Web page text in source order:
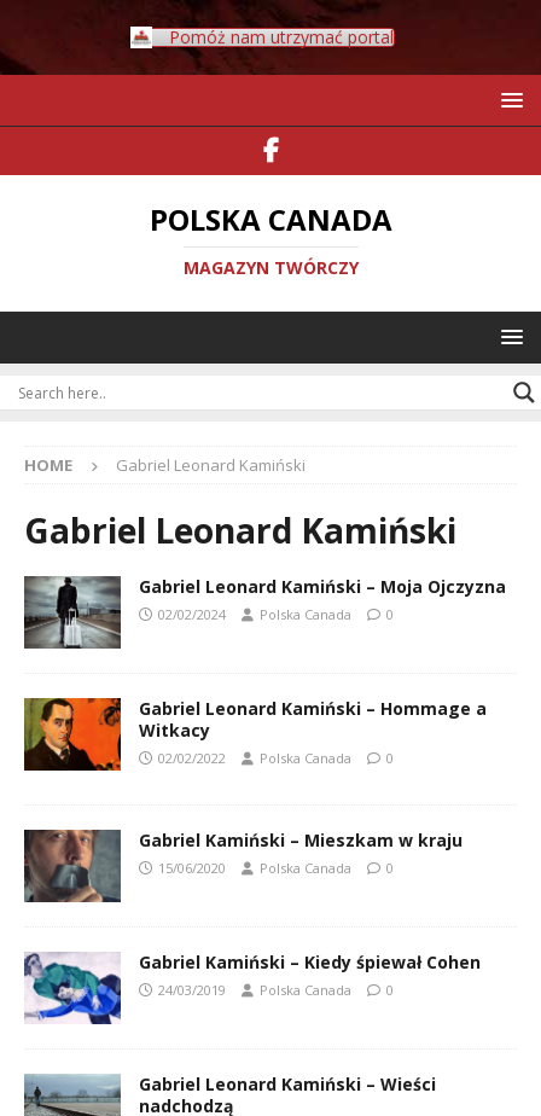
Pomóż nam utrzymać portal
POLSKA CANADA
MAGAZYN TWÓRCZY
HOME Gabriel Leonard Kamiński
Gabriel Leonard Kamiński
Gabriel Leonard Kamiński – Moja Ojczyzna
02/02/2024 Polska Canada 0
Gabriel Leonard Kamiński – Hommage a
Witkacy
02/02/2022 Polska Canada 0
Gabriel Kamiński – Mieszkam w kraju
15/06/2020 Polska Canada 0
Gabriel Kamiński – Kiedy śpiewał Cohen
24/03/2019 Polska Canada 0
Gabriel Leonard Kamiński – Wieści
nadchodzą